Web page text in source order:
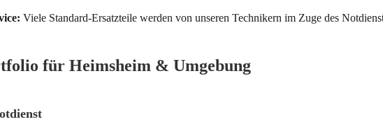
Viele Standard-Ersatzteile werden von unseren Technikern im Zuge des
für Heimsheim & Umgebung